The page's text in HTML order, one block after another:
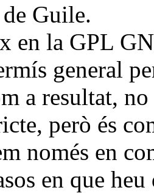
Guile.
en la GPL
general
a resultat,
però és
només en
en que